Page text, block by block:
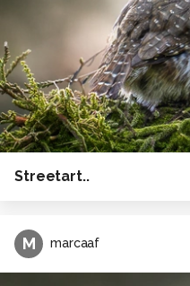
Streetart..
M marcaaf